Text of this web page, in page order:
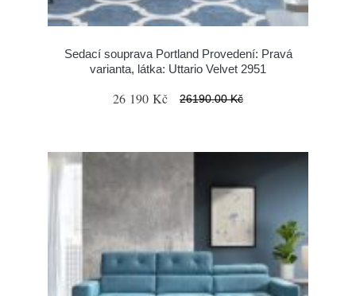
Sedací souprava Portland Provedení: Pravá
varianta, látka: Uttario Velvet 2951
26 190 Kč 26190.00 Kč